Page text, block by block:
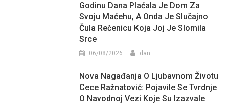
Godinu Dana Plaćala Je Dom Za
Svoju Maćehu, A Onda Je Slučajno
Čula Rečenicu Koja Joj Je Slomila
Srce
06/08/2026 dan
Nova Nagađanja O Ljubavnom Životu
Cece Ražnatović: Pojavile Se Tvrdnje
O Navodnoj Vezi Koje Su Izazvale